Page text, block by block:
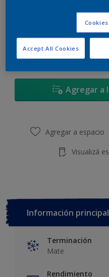
1 L
4 L
17,4 L
Agregar a
Agregar a espacio
Visualizá
Información principal
Terminación
Mate
Rendimiento
Accept All Cookies